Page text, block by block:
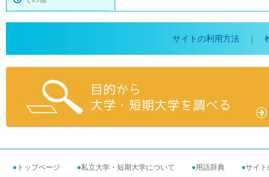
サイトの利用方法 ｜
● トップページ ●私立大学・短期大学について ●用語辞典 ●サイト